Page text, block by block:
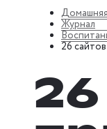
Журнал
26